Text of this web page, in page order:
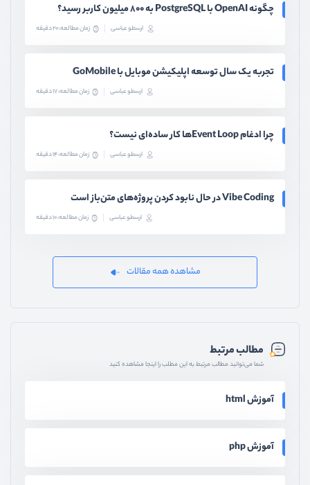
چگونه OpenAI با PostgreSQL به ۸۰۰ میلیون کاربر رسید؟
ارسطو عباسی زمان مطالعه: 20 دقیقه
تجربه یک سال توسعه اپلیکیشن موبایل با GoMobile
ارسطو عباسی زمان مطالعه: 17 دقیقه
چرا ادغام Event Loopها کار ساده‌ای نیست؟
ارسطو عباسی زمان مطالعه: 14 دقیقه
Vibe Coding در حال نابود کردن پروژه‌های متن‌باز است
ارسطو عباسی زمان مطالعه: 10 دقیقه
مشاهده همه مقالات
مطالب مرتبط
شما می‌توانید مطالب مرتبط به این مطلب را اینجا مشاهده کنید
آموزش html
آموزش php